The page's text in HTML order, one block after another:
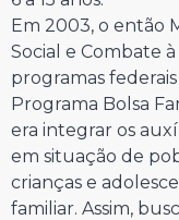
Em 2003, o então
Social e Combate
programas
Programa Bolsa
era integrar os
em situação de
crianças e
familiar. Assim,